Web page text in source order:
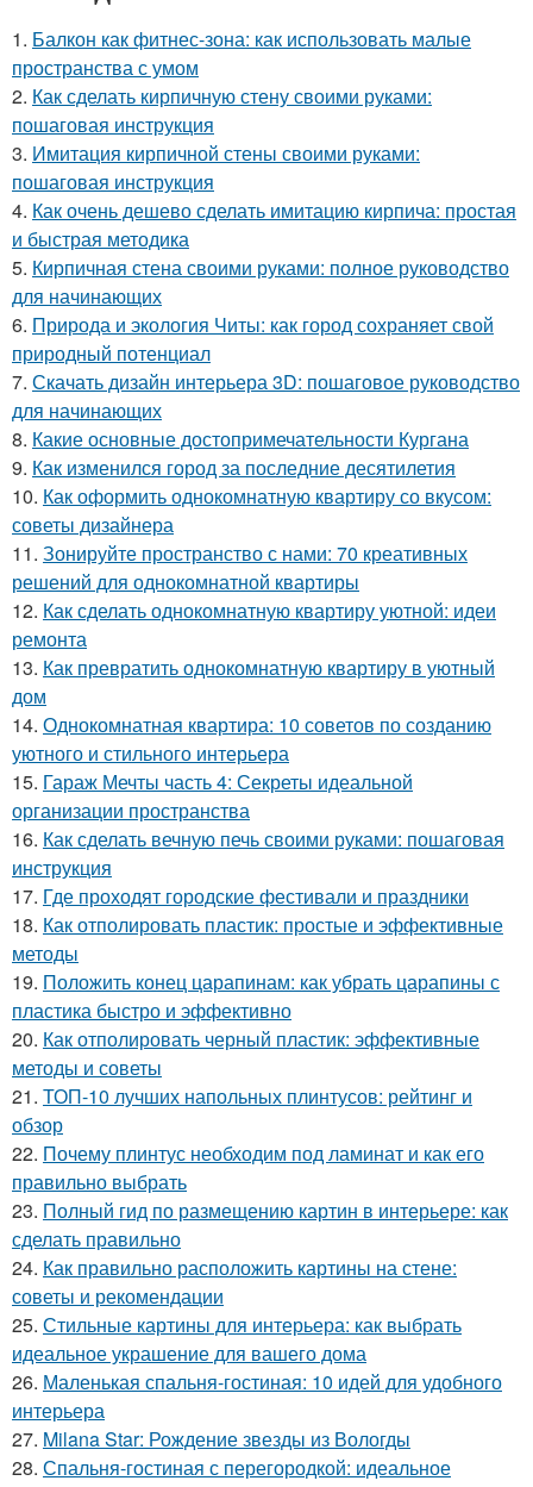
1. Балкон как фитнес-зона: как использовать малые
пространства с умом
2. Как сделать кирпичную стену своими руками:
пошаговая инструкция
3. Имитация кирпичной стены своими руками:
пошаговая инструкция
4. Как очень дешево сделать имитацию кирпича: простая
и быстрая методика
5. Кирпичная стена своими руками: полное руководство
для начинающих
6. Природа и экология Читы: как город сохраняет свой
природный потенциал
7. Скачать дизайн интерьера 3D: пошаговое руководство
для начинающих
8. Какие основные достопримечательности Кургана
9. Как изменился город за последние десятилетия
10. Как оформить однокомнатную квартиру со вкусом:
советы дизайнера
11. Зонируйте пространство с нами: 70 креативных
решений для однокомнатной квартиры
12. Как сделать однокомнатную квартиру уютной: идеи
ремонта
13. Как превратить однокомнатную квартиру в уютный
дом
14. Однокомнатная квартира: 10 советов по созданию
уютного и стильного интерьера
15. Гараж Мечты часть 4: Секреты идеальной
организации пространства
16. Как сделать вечную печь своими руками: пошаговая
инструкция
17. Где проходят городские фестивали и праздники
18. Как отполировать пластик: простые и эффективные
методы
19. Положить конец царапинам: как убрать царапины с
пластика быстро и эффективно
20. Как отполировать черный пластик: эффективные
методы и советы
21. ТОП-10 лучших напольных плинтусов: рейтинг и
обзор
22. Почему плинтус необходим под ламинат и как его
правильно выбрать
23. Полный гид по размещению картин в интерьере: как
сделать правильно
24. Как правильно расположить картины на стене:
советы и рекомендации
25. Стильные картины для интерьера: как выбрать
идеальное украшение для вашего дома
26. Маленькая спальня-гостиная: 10 идей для удобного
интерьера
27. Milana Star: Рождение звезды из Вологды
28. Спальня-гостиная с перегородкой: идеальное